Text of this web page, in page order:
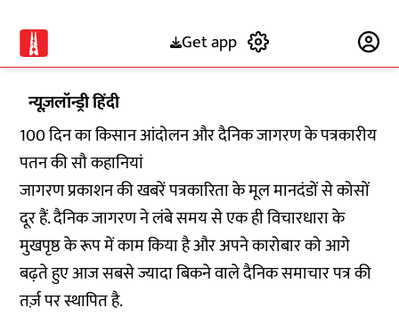
Get app
न्यूज़लॉन्ड्री हिंदी
100 दिन का किसान आंदोलन और दैनिक जागरण के पत्रकारीय
पतन की सौ कहानियां
जागरण प्रकाशन की खबरें पत्रकारिता के मूल मानदंडों से कोसों
दूर हैं. दैनिक जागरण ने लंबे समय से एक ही विचारधारा के
मुखपृष्ठ के रूप में काम किया है और अपने कारोबार को आगे
बढ़ते हुए आज सबसे ज्यादा बिकने वाले दैनिक समाचार पत्र की
तर्ज़ पर स्थापित है.